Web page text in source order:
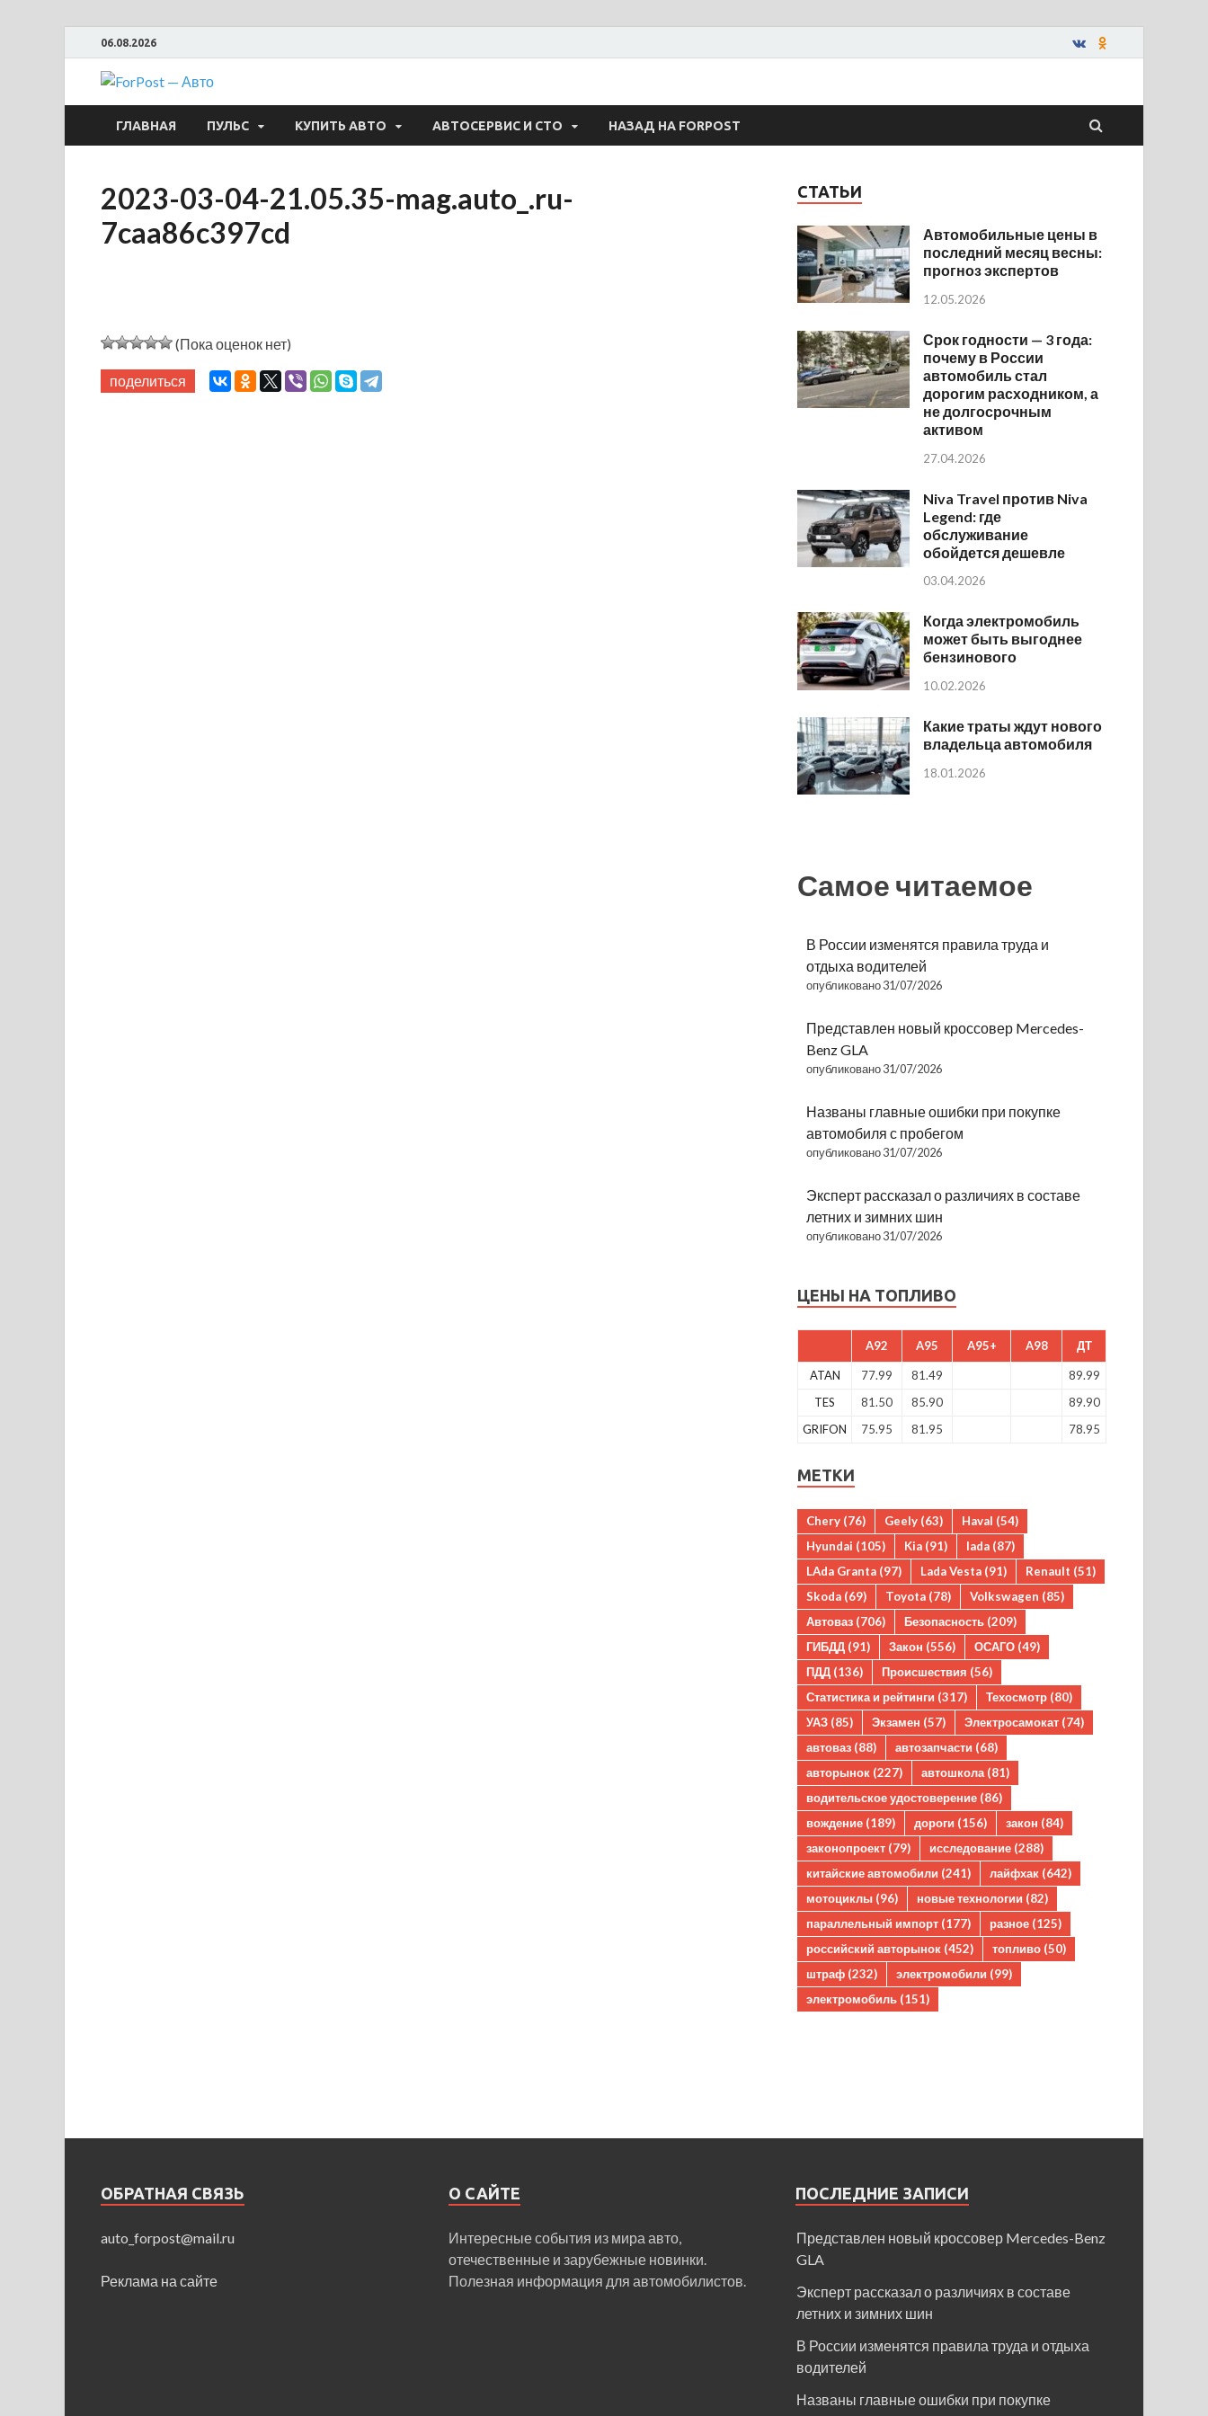
06.08.2026
ForPost — Авто
ГЛАВНАЯ ПУЛЬС КУПИТЬ АВТО АВТОСЕРВИС И СТО НАЗАД НА FORPOST
2023-03-04-21.05.35-mag.auto_.ru-
7caa86c397cd
(Пока оценок нет)
поделиться
СТАТЬИ
Автомобильные цены в
последний месяц весны:
прогноз экспертов
12.05.2026
Срок годности — 3 года:
почему в России
автомобиль стал
дорогим расходником, а
не долгосрочным
активом
27.04.2026
Niva Travel против Niva
Legend: где
обслуживание
обойдется дешевле
03.04.2026
Когда электромобиль
может быть выгоднее
бензинового
10.02.2026
Какие траты ждут нового
владельца автомобиля
18.01.2026
Самое читаемое
В России изменятся правила труда и
отдыха водителей
опубликовано 31/07/2026
Представлен новый кроссовер Mercedes-
Benz GLA
опубликовано 31/07/2026
Названы главные ошибки при покупке
автомобиля с пробегом
опубликовано 31/07/2026
Эксперт рассказал о различиях в составе
летних и зимних шин
опубликовано 31/07/2026
ЦЕНЫ НА ТОПЛИВО
A92 A95 A95+ A98 ДТ
ATAN 77.99 81.49
89.99
TES
81.50 85.90
89.90
GRIFON
75.95 81.95 78.95
МЕТКИ
Chery (76) Geely (63) Haval (54)
Hyundai (105) Kia (91) lada (87)
LAda Granta (97) Lada Vesta (91) Renault (51)
Skoda (69) Toyota (78) Volkswagen (85)
Автоваз (706) Безопасность (209)
ГИБДД (91) Закон (556) ОСАГО (49)
ПДД (136) Происшествия (56)
Статистика и рейтинги (317) Техосмотр (80)
УАЗ (85) Экзамен (57) Электросамокат (74)
автоваз (88) автозапчасти (68)
авторынок (227) автошкола (81)
водительское удостоверение (86)
вождение (189) дороги (156) закон (84)
законопроект (79) исследование (288)
китайские автомобили (241) лайфхак (642)
мотоциклы (96) новые технологии (82)
параллельный импорт (177) разное (125)
российский авторынок (452) топливо (50)
штраф (232) электромобили (99)
электромобиль (151)
ОБРАТНАЯ СВЯЗЬ
auto_forpost@mail.ru
Реклама на сайте
О САЙТЕ
Интересные события из мира авто,
отечественные и зарубежные новинки.
Полезная информация для автомобилистов.
ПОСЛЕДНИЕ ЗАПИСИ
Представлен новый кроссовер Mercedes-Benz
GLA
Эксперт рассказал о различиях в составе
летних и зимних шин
В России изменятся правила труда и отдыха
водителей
Названы главные ошибки при покупке